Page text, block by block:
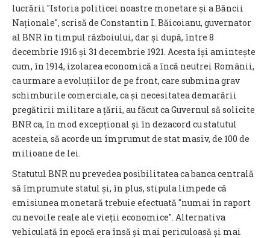
lucrării "Istoria politicei noastre monetare și a Băncii
Naționale", scrisă de Constantin I. Băicoianu, guvernator
al BNR în timpul războiului, dar și după, între 8
decembrie 1916 și 31 decembrie 1921. Acesta își amintește
cum, în 1914, izolarea economică a încă neutrei Românii,
ca urmare a evoluțiilor de pe front, care submina grav
schimburile comerciale, ca și necesitatea demarării
pregătirii militare a țării, au făcut ca Guvernul să solicite
BNR ca, în mod excepțional și în dezacord cu statutul
acesteia, să acorde un împrumut de stat masiv, de 100 de
milioane de lei.
Statutul BNR nu prevedea posibilitatea ca banca centrală
să împrumute statul și, în plus, stipula limpede că
emisiunea monetară trebuie efectuată "numai în raport
cu nevoile reale ale vieții economice". Alternativa
vehiculată în epocă era însă și mai periculoasă și mai